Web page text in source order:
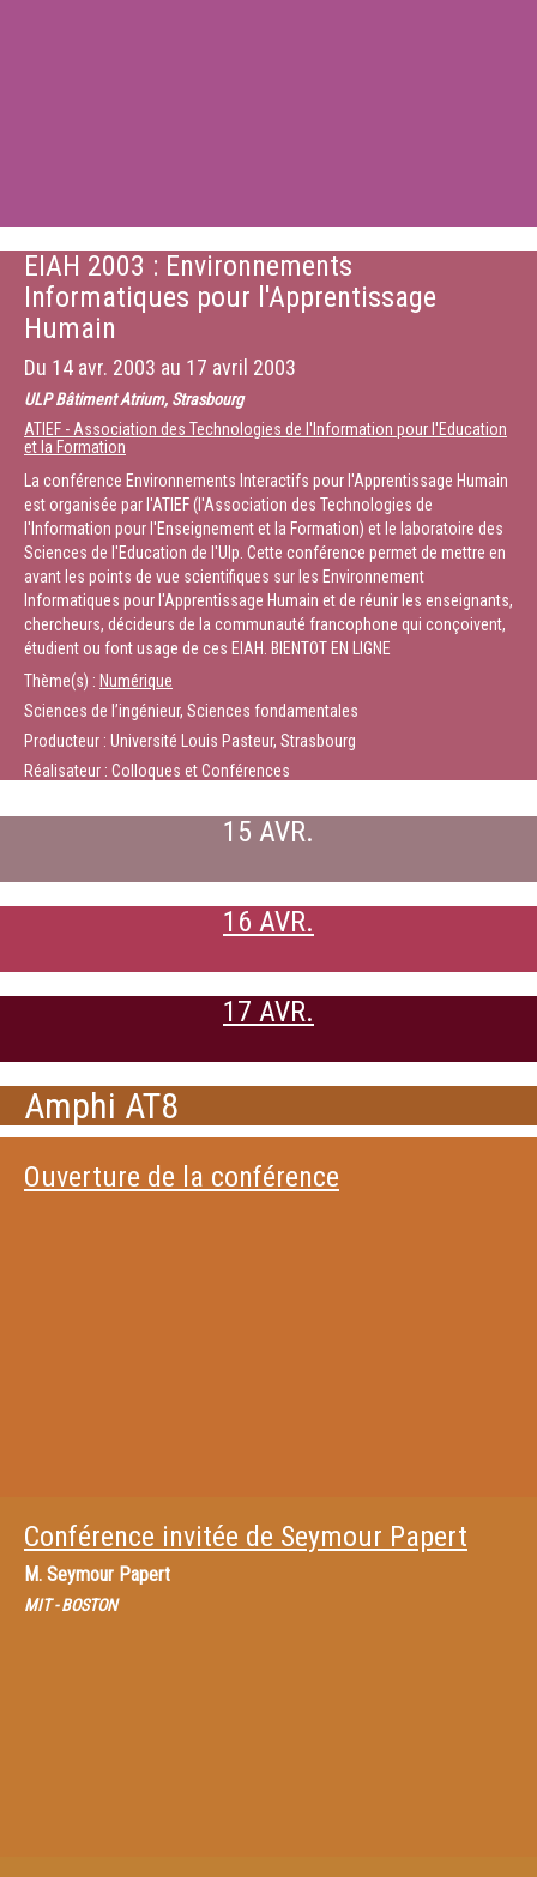
EIAH 2003 : Environnements
Informatiques pour l'Apprentissage
Humain
Du 14 avr. 2003 au 17 avril 2003
ULP Bâtiment Atrium, Strasbourg
ATIEF - Association des Technologies de l'Information pour l'Education
et la Formation
La conférence Environnements Interactifs pour l'Apprentissage Humain
est organisée par l'ATIEF (l'Association des Technologies de
l'Information pour l'Enseignement et la Formation) et le laboratoire des
Sciences de l'Education de l'Ulp. Cette conférence permet de mettre en
avant les points de vue scientifiques sur les Environnement
Informatiques pour l'Apprentissage Humain et de réunir les enseignants,
chercheurs, décideurs de la communauté francophone qui conçoivent,
étudient ou font usage de ces EIAH. BIENTOT EN LIGNE
Thème(s) : Numérique
Sciences de l’ingénieur, Sciences fondamentales
Producteur : Université Louis Pasteur, Strasbourg
Réalisateur : Colloques et Conférences
15 AVR.
16 AVR.
17 AVR.
Amphi AT8
Ouverture de la conférence
Conférence invitée de Seymour Papert
M. Seymour Papert
MIT - BOSTON